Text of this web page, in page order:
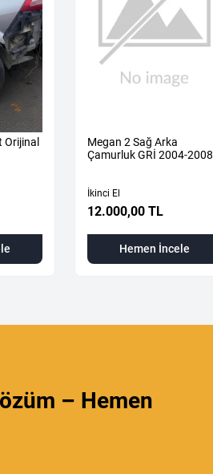
Orijinal
Megan 2 Sağ Arka
Çamurluk GRİ 2004-2008
İkinci El
12.000,00 TL
Hemen İncele
– Hemen